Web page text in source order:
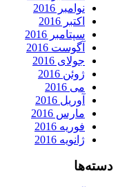
نوامبر 2016
اکتبر 2016
سپتامبر 2016
آگوست 2016
جولای 2016
ژوئن 2016
می 2016
آوریل 2016
مارس 2016
فوریه 2016
ژانویه 2016
دسته‌ها